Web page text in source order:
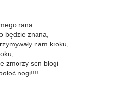
rana
będzie znana,
nam kroku,
zmorzy sen błogi
nogi!!!!